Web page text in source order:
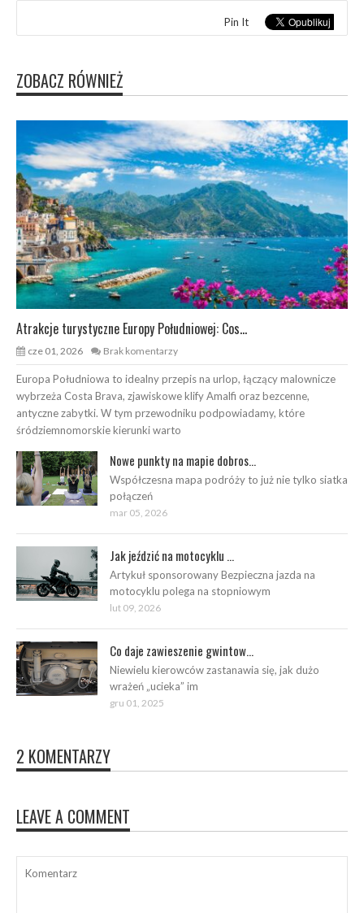
Pin It
ZOBACZ RÓWNIEŻ
Atrakcje turystyczne Europy Południowej: Cos...
cze 01, 2026 Brak komentarzy
Europa Południowa to idealny przepis na urlop, łączący malownicze
wybrzeża Costa Brava, zjawiskowe klify Amalfi oraz bezcenne,
antyczne zabytki. W tym przewodniku podpowiadamy, które
śródziemnomorskie kierunki warto
Nowe punkty na mapie dobros...
Współczesna mapa podróży to już nie tylko siatka
połączeń
mar 05, 2026
Jak jeździć na motocyklu ...
Artykuł sponsorowany Bezpieczna jazda na
motocyklu polega na stopniowym
lut 09, 2026
Co daje zawieszenie gwintow...
Niewielu kierowców zastanawia się, jak dużo
wrażeń „ucieka” im
gru 01, 2025
2 KOMENTARZY
LEAVE A COMMENT